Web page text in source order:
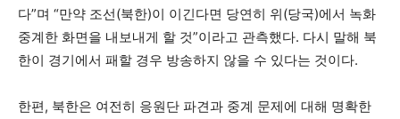
다”며 “만약 조선(북한)이 이긴다면 당연히 위(당국)에서 녹화
중계한 화면을 내보내게 할 것”이라고 관측했다. 다시 말해 북
한이 경기에서 패할 경우 방송하지 않을 수 있다는 것이다.
한편, 북한은 여전히 응원단 파견과 중계 문제에 대해 명확한